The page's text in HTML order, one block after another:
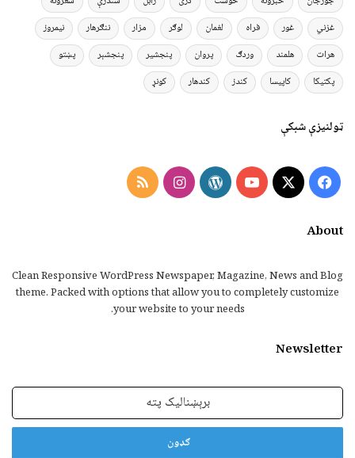
غزني
غور فراه لغمان لوګر مزار ننګرهار
نیمروز
هرات
هلمند وردګ پروان پنجشیر پنجشېر
پښتو
پکتیکا
کاپیسا کندز کندهار کونړ
ټولنیزې شبکې
Facebook
X
YouTube
WordPress
Instagram
RSS
About
Clean Responsive WordPress Newspaper, Magazine, News and Blog
theme. Packed with options that allow you to completely customize
your website to your needs.
Newsletter
برېښنالیک